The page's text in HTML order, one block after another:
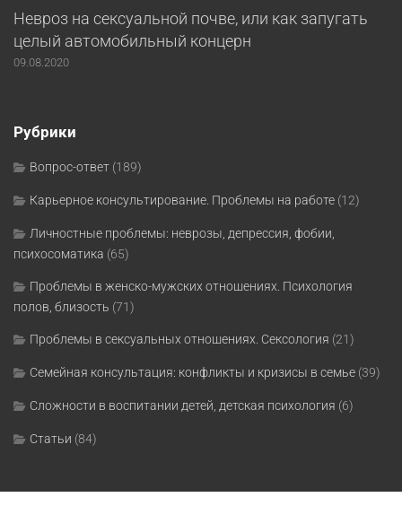
Невроз на сексуальной почве, или как запугать
целый автомобильный концерн
09.08.2020
Рубрики
Вопрос-ответ (189)
Карьерное консультирование. Проблемы на работе (12)
Личностные проблемы: неврозы, депрессия, фобии,
психосоматика (65)
Проблемы в женско-мужских отношениях. Психология
полов, близость (71)
Проблемы в сексуальных отношениях. Сексология (21)
Семейная консультация: конфликты и кризисы в семье (39)
Сложности в воспитании детей, детская психология (6)
Статьи (84)